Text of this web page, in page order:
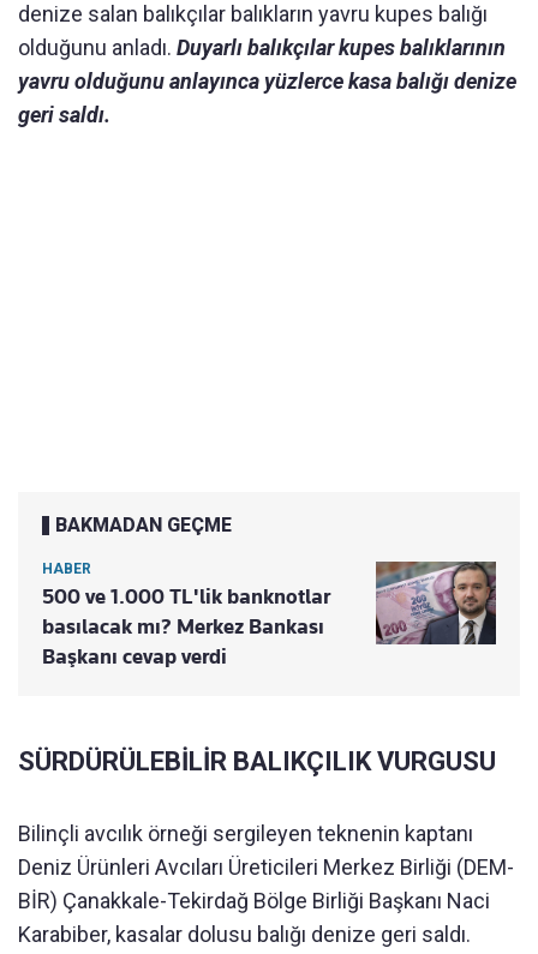
denize salan balıkçılar balıkların yavru kupes balığı
olduğunu anladı. Duyarlı balıkçılar kupes balıklarının
yavru olduğunu anlayınca yüzlerce kasa balığı denize
geri saldı.
BAKMADAN GEÇME
HABER
500 ve 1.000 TL'lik banknotlar
basılacak mı? Merkez Bankası
Başkanı cevap verdi
SÜRDÜRÜLEBİLİR BALIKÇILIK VURGUSU
Bilinçli avcılık örneği sergileyen teknenin kaptanı
Deniz Ürünleri Avcıları Üreticileri Merkez Birliği (DEM-
BİR) Çanakkale-Tekirdağ Bölge Birliği Başkanı Naci
Karabiber, kasalar dolusu balığı denize geri saldı.